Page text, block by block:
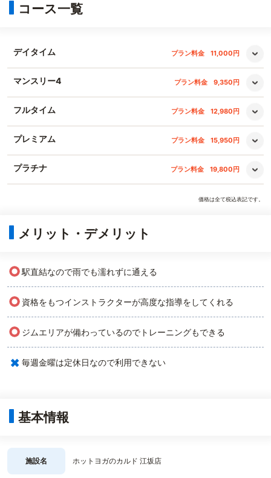
コース一覧
デイタイム プラン料金 11,000円
マンスリー4 プラン料金 9,350円
フルタイム プラン料金 12,980円
プレミアム プラン料金 15,950円
プラチナ プラン料金 19,800円
価格は全て税込表記です。
メリット・デメリット
○駅直結なので雨でも濡れずに通える
○ 資格をもつインストラクターが高度な指導をしてくれる
○ ジムエリアが備わっているのでトレーニングもできる
× 毎週金曜は定休日なので利用できない
基本情報
施設名 ホットヨガのカルド 江坂店